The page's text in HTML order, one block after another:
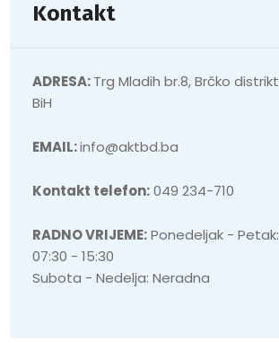
Kontakt
ADRESA:Trg Mladih br.8, Brčko distrikt
BiH
EMAIL:info@aktbd.ba
Kontakt telefon:049 234-710
RADNO VRIJEME:Ponedeljak - Petak:
07:30 - 15:30
Subota - Nedelja: Neradna